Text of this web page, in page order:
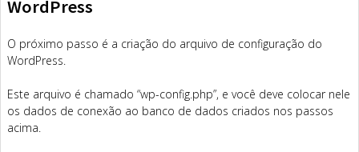
WordPress
O próximo passo é a criação do arquivo de configuração do
WordPress.
Este arquivo é chamado “wp-config.php”, e você deve colocar nele
os dados de conexão ao banco de dados criados nos passos
acima.